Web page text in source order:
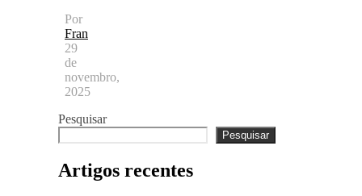
Por
Fran
29
de
novembro,
2025
Pesquisar
Pesquisar
Artigos recentes